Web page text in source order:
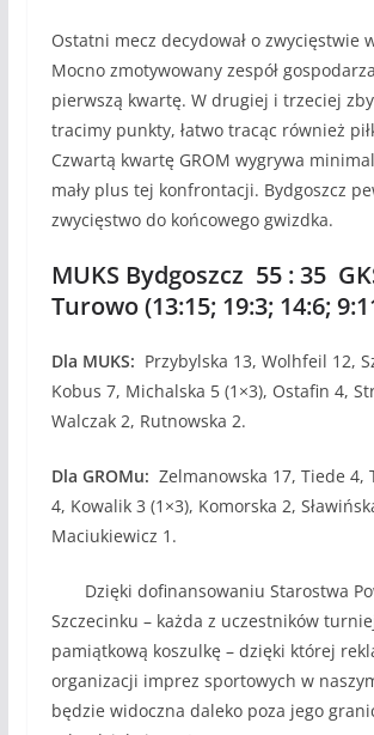
Ostatni mecz decydował o zwycięstwie
Mocno zmotywowany zespół
pierwszą kwartę. W drugiej i trzeciej
tracimy punkty, łatwo tracąc również
Czwartą kwartę GROM wygrywa
mały plus tej konfrontacji. Bydgoszcz
zwycięstwo do końcowego gwizdka.
MUKS Bydgoszcz 55 : 35
Turowo (13:15; 19:3; 14:6;
Dla MUKS: Przybylska 13, Wolhfeil 12,
Kobus 7, Michalska 5 (1×3), Ostafin 4,
Walczak 2, Rutnowska 2.
Dla GROMu: Zelmanowska 17, Tiede 4,
4, Kowalik 3 (1×3), Komorska 2,
Maciukiewicz 1.
Dzięki dofinansowaniu Starostwa
Szczecinku – każda z uczestników
pamiątkową koszulkę – dzięki której
organizacji imprez sportowych w
będzie widoczna daleko poza jego